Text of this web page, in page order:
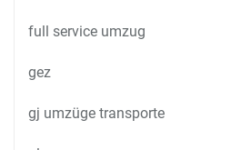
full service umzug
gez
gj umzüge transporte